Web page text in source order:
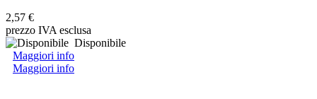
2,57 €
prezzo IVA esclusa
Disponibile
Maggiori info
Maggiori info